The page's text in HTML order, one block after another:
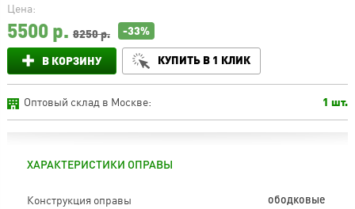
Цена:
5500р. 8250 р. -33%
В КОРЗИНУ КУПИТЬ В 1 КЛИК
Оптовый склад в Москве: 1 шт.
ХАРАКТЕРИСТИКИ ОПРАВЫ
Конструкция оправы ободковые